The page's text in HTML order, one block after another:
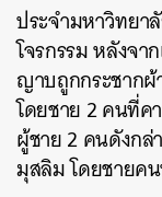
ประจำมหาวิทยา
โจรกรรม หลังจ
ญาบถูกกระชากผ้
โดยชาย 2 คนที่ค
ผู้ชาย 2 คนดังกล่
มุสลิม โดยชายค
ค้นหา